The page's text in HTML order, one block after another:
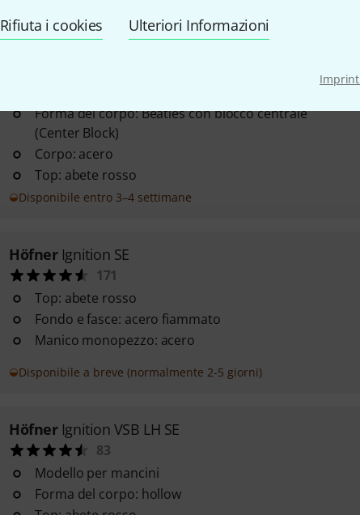
Rifiuta i cookies Ulteriori Informazioni
Imprint
Forma del corpo: Beatles con blocco centrale
(Center Block)
Corpo: acero
Top: abete rosso
Disponibile entro 3–4 settimane
Höfner Ignition SE
171
Top: abete rosso
Fondo e fasce: acero fiammato
Manico monopezzo: acero
Disponibile a breve (normalmente 2-5 giorni)
Höfner Ignition VSB LH SE
83
Modello per mancini
Forma del corpo: hollow